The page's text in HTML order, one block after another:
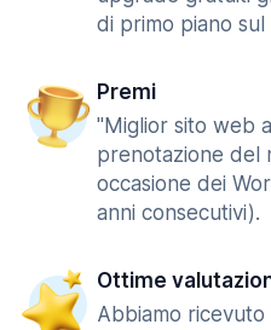
di primo piano sul
Premi
"Miglior sito web
prenotazione del
occasione dei
anni consecutivi).
Ottime
Abbiamo